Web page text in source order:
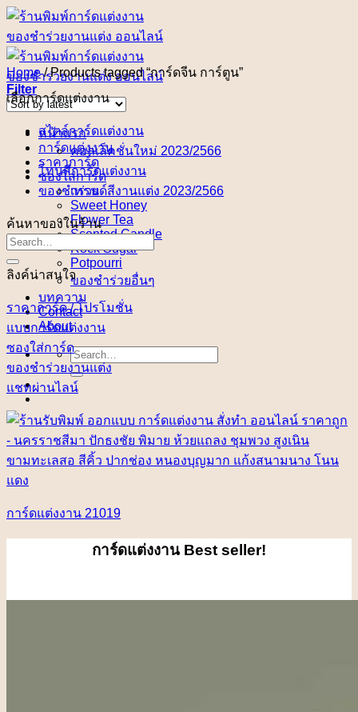
Skip
content
หน้าแรก
การ์ดแต่งงาน
ราคาการ์ด
ซองใส่การ์ด
ของชำร่วย
Sweet Honey
Flower Tea
Scented Candle
Rock Sugar
Potpourri
ของชำร่วยอื่นๆ
บทความ
Contact
About
Search
for:
Home /Products tagged “การ์ดจีน การ์ตูน”
Filter
เลือกการ์ดแต่งงาน
สไตล์การ์ดแต่งงาน
คอลเล็คชั่นใหม่ 2023/2566
โทนสีการ์ดแต่งงาน
เทรนด์สีงานแต่ง 2023/2566
ค้นหาของในร้าน
ลิงค์น่าสนใจ
ราคาการ์ด / โปรโมชั่น
แบบการ์ดแต่งงาน
ซองใส่การ์ด
ของชำร่วยงานแต่ง
แชทผ่านไลน์
การ์ดแต่งงาน 21019
การ์ดแต่งงาน Best seller!